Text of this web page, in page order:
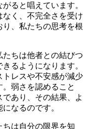
ると唱えています。
く、不完全さを受け
り、私たちの思考を根
ちは他者との結びつ
るようになります。
トレスや不安感が減少
弱さを認めること
あり、その結果、よ
なるのです。
ちは自分の限界を知